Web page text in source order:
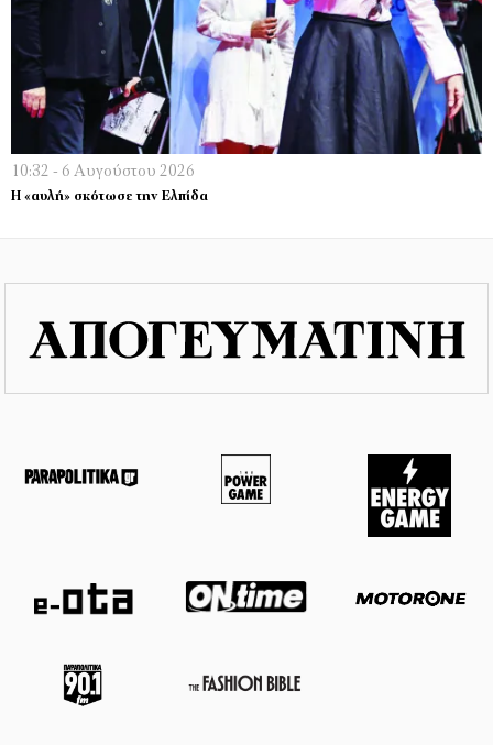
10:32 - 6 Αυγούστου 2026
Η «αυλή» σκότωσε την Ελπίδα